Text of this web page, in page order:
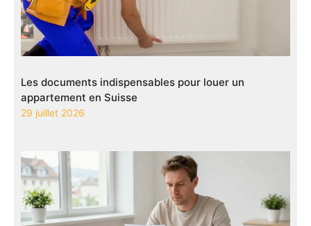
Les documents indispensables pour louer un
appartement en Suisse
29 juillet 2026